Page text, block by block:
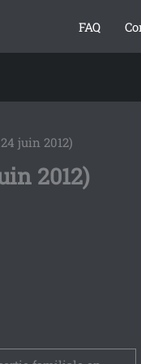
FAQ
juin 2012)
2012)